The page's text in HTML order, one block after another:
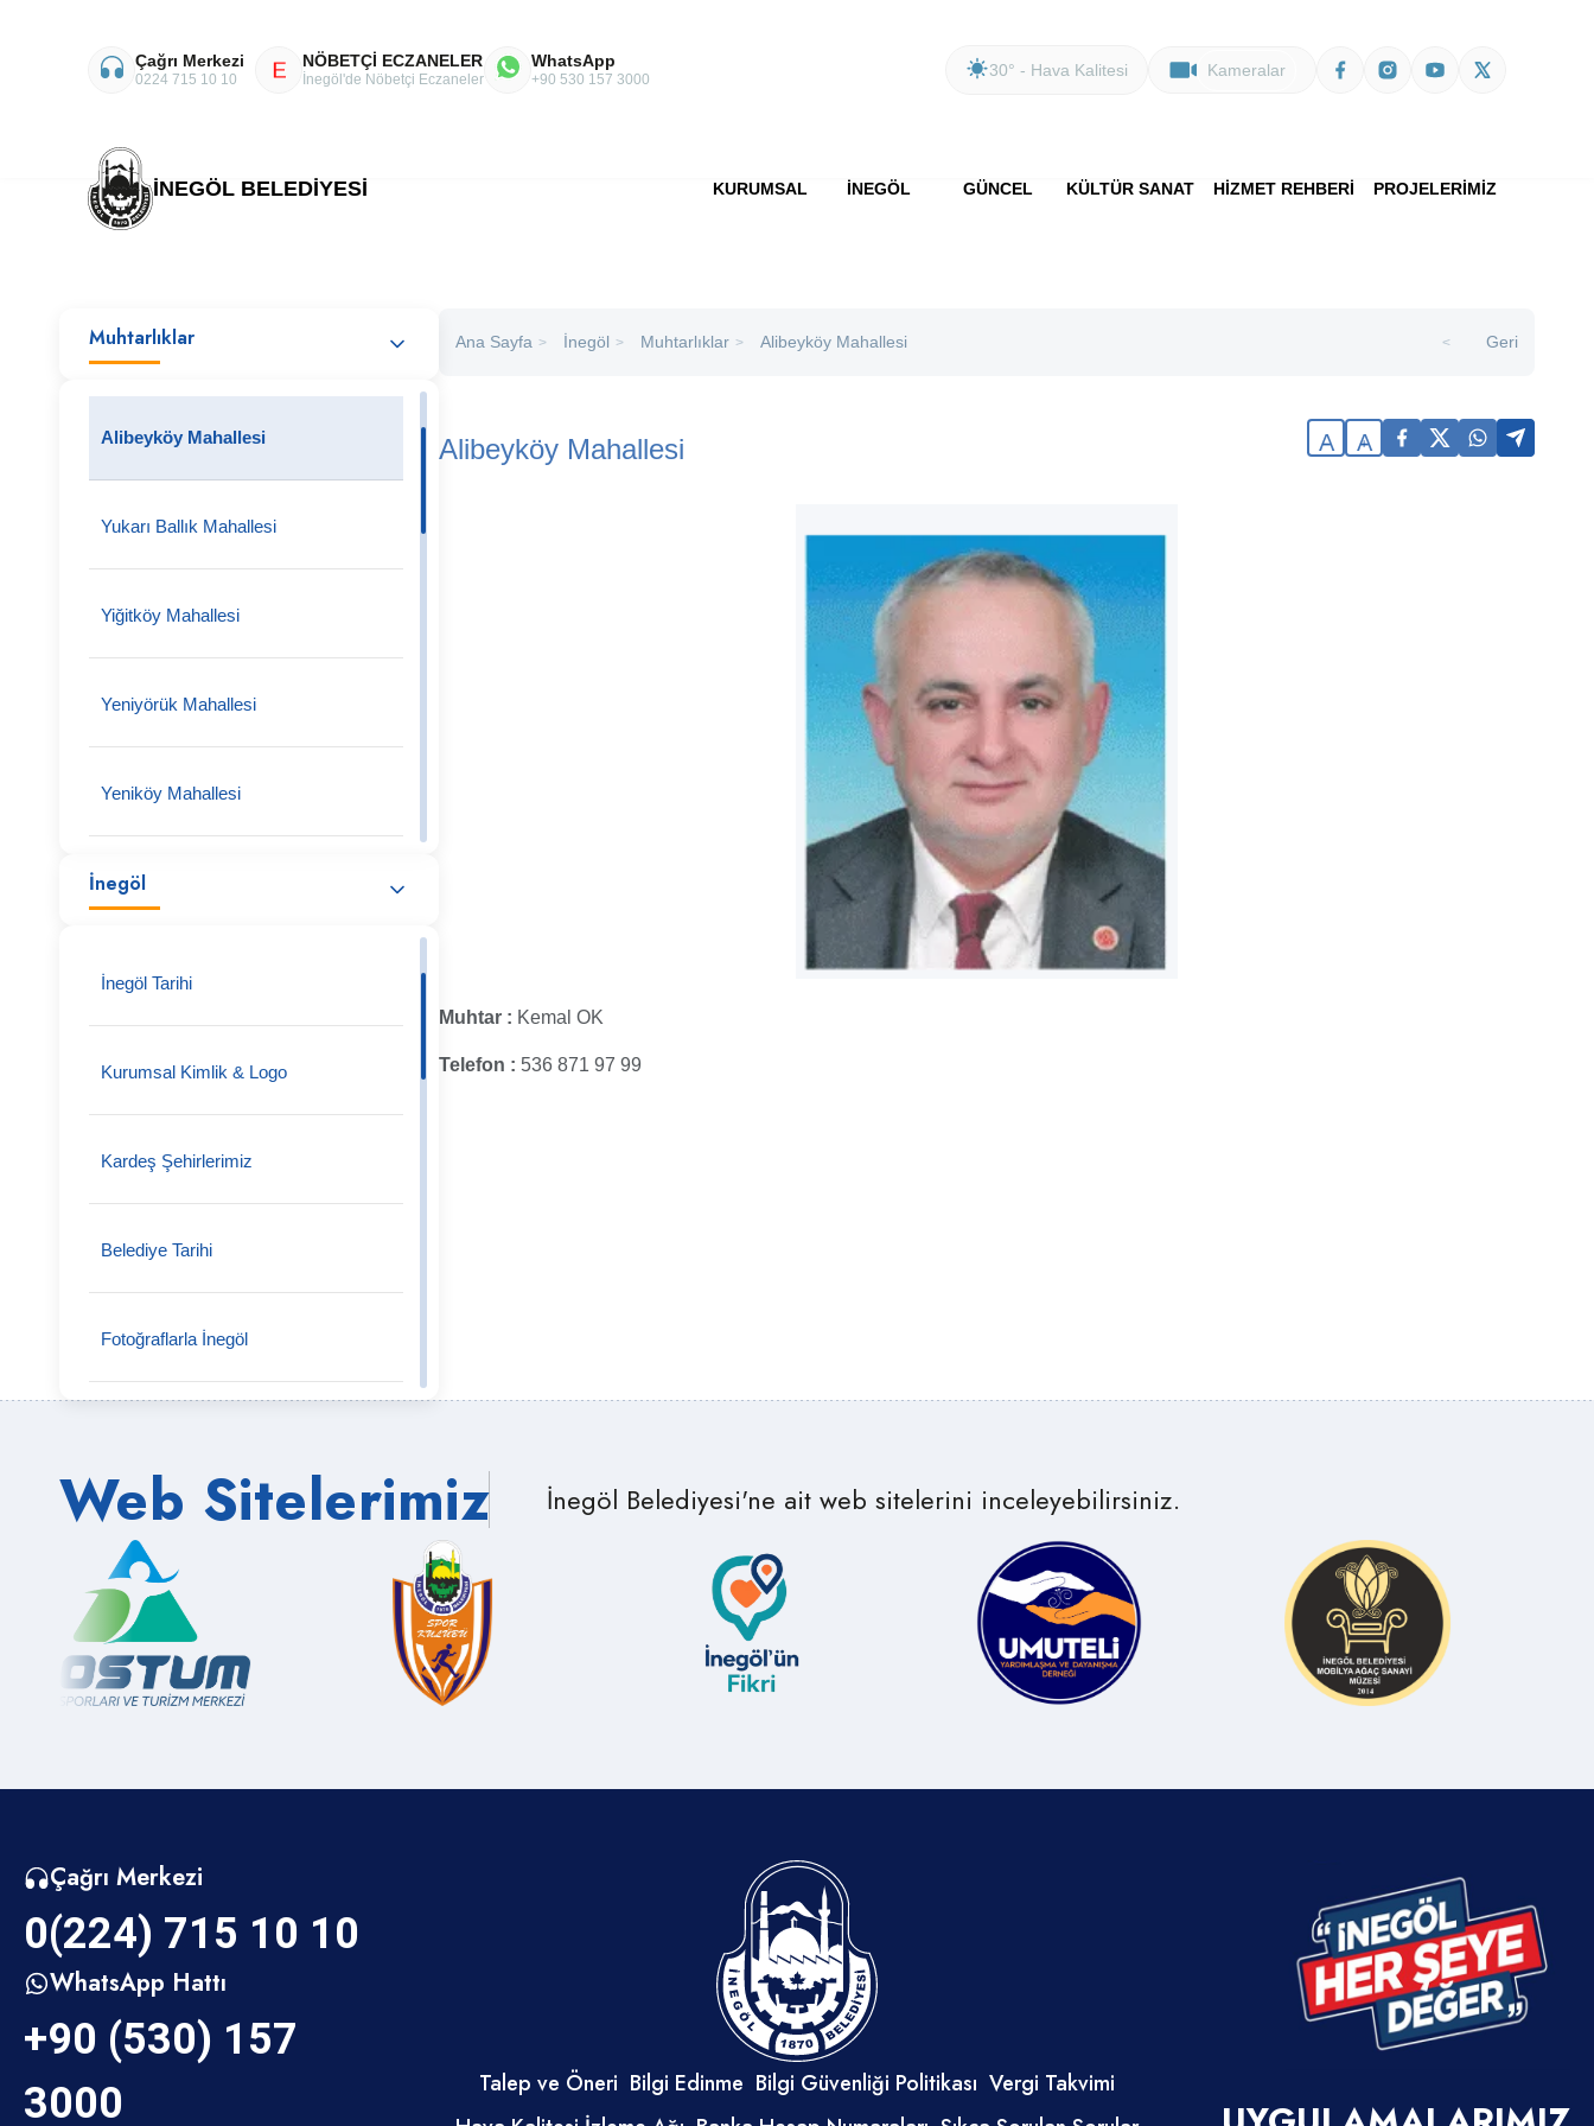
Çağrı Merkezi
0224 715 10 10 E NÖBETÇİ ECZANELER
İnegöl'de Nöbetçi Eczaneler
WhatsApp
+90 530 157 3000
30° - Hava Kalitesi Kameralar
İNEGÖL BELEDİYESİ KURUMSAL İNEGÖL GÜNCEL KÜLTÜR SANAT HİZMET REHBERİ PROJELERİMİZ
Muhtarlıklar
Alibeyköy Mahallesi
Yukarı Ballık Mahallesi
Yiğitköy Mahallesi
Yeniyörük Mahallesi
Yeniköy Mahallesi
Yeniceköy Mahallesi
Tüfekçikonak Mahallesi
Tahtaköprü Mahallesi
Şehitler Mahallesi
Süpürtü Mahallesi
Sülüklügöl Mahallesi
Sungurpaşa Mahallesi
Sultaniye Mahallesi
Sulhiye Mahallesi
İnegöl
İnegöl Tarihi
Kurumsal Kimlik & Logo
Kardeş Şehirlerimiz
Belediye Tarihi
Fotoğraflarla İnegöl
Semt Pazarları
Medya İnegöl
Muhtarlıklar
Sayılarla İnegöl
Kamu Kurumları
İnegölde Gezilecek Yerler
Ana Sayfa > İnegöl > Muhtarlıklar > Alibeyköy Mahallesi > Geri
Alibeyköy Mahallesi A A
Muhtar : Kemal OK
Telefon : 536 871 97 99
Web Sitelerimiz İnegöl Belediyesi'ne ait web sitelerini inceleyebilirsiniz.
Çağrı Merkezi
0(224) 715 10 10
WhatsApp Hattı
+90 (530) 157
3000
Talep ve Öneri Bilgi Edinme Bilgi Güvenliği Politikası Vergi Takvimi